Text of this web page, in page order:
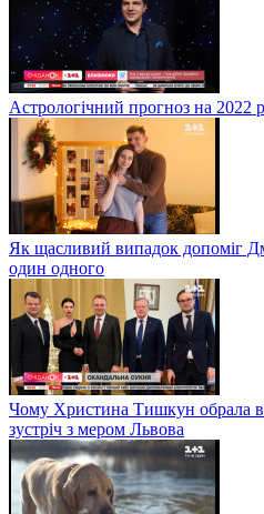
Астрологічний прогноз на 2022
Як щасливий випадок допоміг
один одного
Чому Христина Тишкун обрала
зустріч з мером Львова